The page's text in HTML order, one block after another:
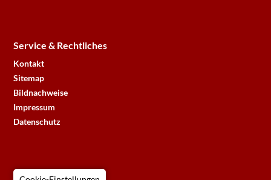
Service & Rechtliches
Kontakt
Sitemap
Bildnachweise
Impressum
Datenschutz